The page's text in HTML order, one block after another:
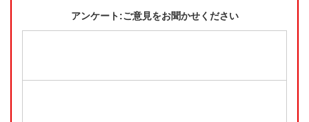
アンケート:ご意見をお聞かせください